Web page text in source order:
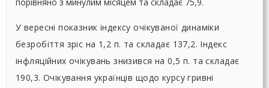
У вересні показник індексу очікуваної динаміки
безробіття зріс на 1,2 п. та складає 137,2. Індекс
інфляційних очікувань знизився на 0,5 п. та складає
190,3. Очікування українців щодо курсу гривні